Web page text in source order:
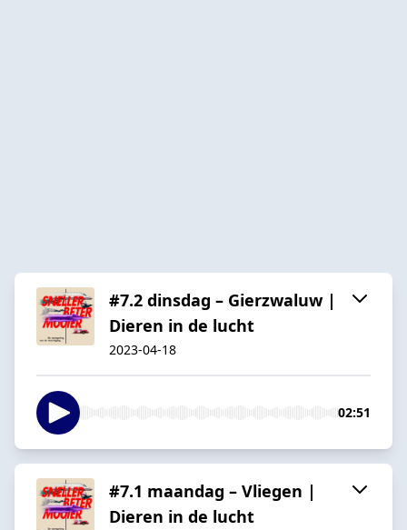
#7.2 dinsdag – Gierzwaluw |
Dieren in de lucht
2023-04-18
02:51
#7.1 maandag – Vliegen |
Dieren in de lucht